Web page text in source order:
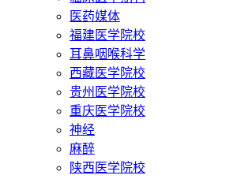
医药媒体
福建医学院校
耳鼻咽喉科学
西藏医学院校
贵州医学院校
重庆医学院校
神经
麻醉
陕西医学院校